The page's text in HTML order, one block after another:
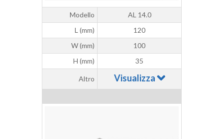
Modello
AL 14.0
L (mm)
120
W (mm)
100
H (mm)
35
Altro Visualizza